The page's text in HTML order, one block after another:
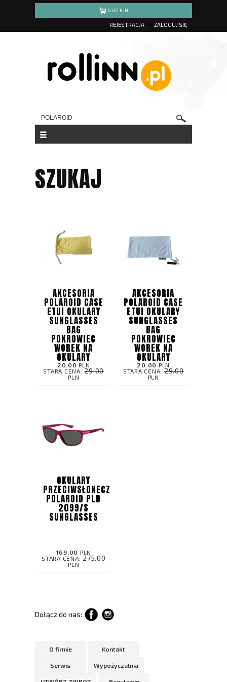
0.00 PLN
REJESTRACJA ZALOGUJ SIĘ
SZUKAJ
AKCESORIA
POLAROID CASE
ETUI OKULARY
SUNGLASSES
BAG
POKROWIEC
WOREK NA
OKULARY
20.00 PLN
STARA CENA:29.00
PLN
AKCESORIA
POLAROID CASE
ETUI OKULARY
SUNGLASSES
BAG
POKROWIEC
WOREK NA
OKULARY
20.00 PLN
STARA CENA:29.00
PLN
OKULARY
PRZECIWSŁONECZNE
POLAROID PLD
2099/S
SUNGLASSES
169.00 PLN
STARA CENA: 275.00
PLN
Dołącz do nas:
O firmie Kontakt
Serwis Wypożyczalnia